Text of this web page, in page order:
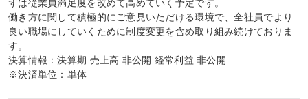
ずは従業員満足度を改めて高めていく予定です。
働き方に関して積極的にご意見いただける環境で、全社員でより
良い職場にしていくために制度変更を含め取り組み続けておりま
す。
決算情報：決算期 売上高 非公開 経常利益 非公開
※決済単位：単体